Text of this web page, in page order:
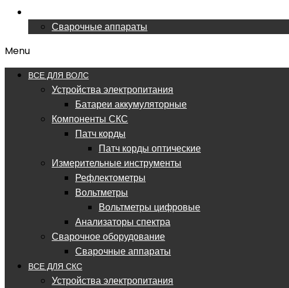
Сварочные аппараты
Menu
ВСЕ ДЛЯ ВОЛС
Устройства электропитания
Батареи аккумуляторные
Компоненты СКС
Патч корды
Патч корды оптические
Измерительные инструменты
Рефлектометры
Вольтметры
Вольтметры цифровые
Анализаторы спектра
Сварочное оборудование
Сварочные аппараты
ВСЕ ДЛЯ СКС
Устройства электропитания